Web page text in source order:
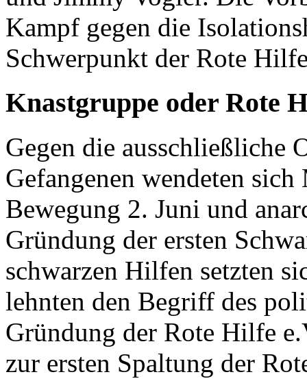
Kampf gegen die
Schwerpunkt der Rote
Knastgruppe oder Rote
Gegen die ausschließliche
Gefangenen wendeten
Bewegung 2. Juni und
Gründung der ersten
schwarzen Hilfen setzten
lehnten den Begriff des
Gründung der Rote Hilfe
zur ersten Spaltung der